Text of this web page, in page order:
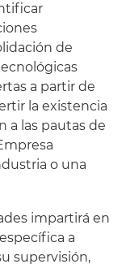
de
a partir de
la existencia
a las pautas de
o una
impartirá en
a
supervisión,